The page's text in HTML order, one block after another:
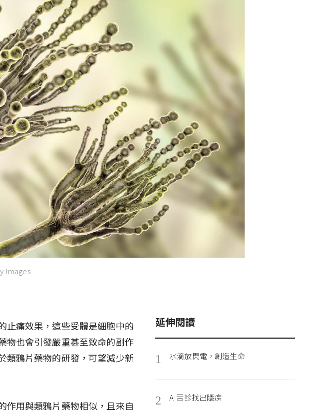
Images
止痛效果，這些受體是細胞中的
物也會引發嚴重甚至致命的副作
類鴉片藥物的研發，可望減少新
作用與類鴉片藥物相似，且來自
延伸閱讀
1 水滴放閃電，創造生命
2 AI舌診找出隱疾